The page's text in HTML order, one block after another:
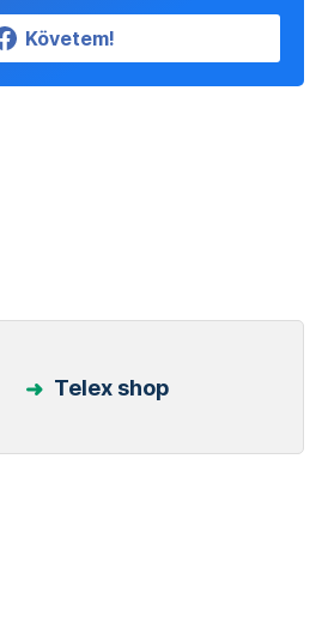
Követem!
Telex shop